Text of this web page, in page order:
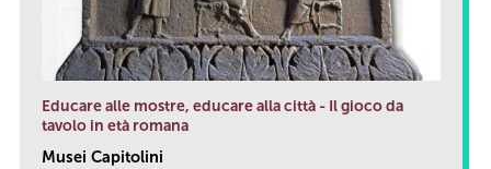
Educare alle mostre, educare alla città - Il gioco da
tavolo in età romana
Musei Capitolini